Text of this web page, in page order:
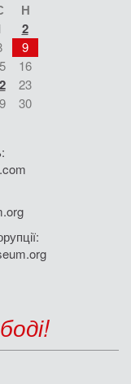
Н
2
9
16
23
30